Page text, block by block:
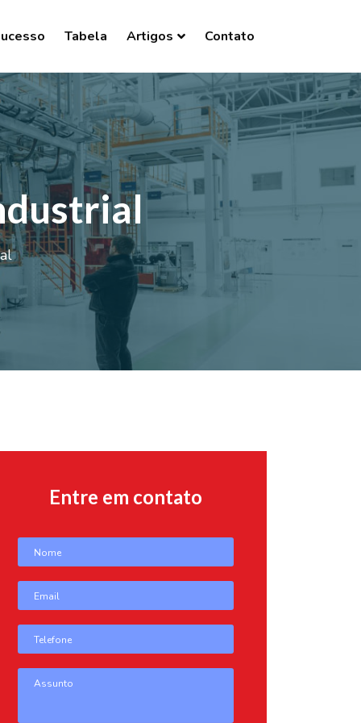
Tabela Artigos Contato
Entre em contato